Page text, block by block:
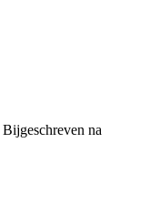
Bijgeschreven na